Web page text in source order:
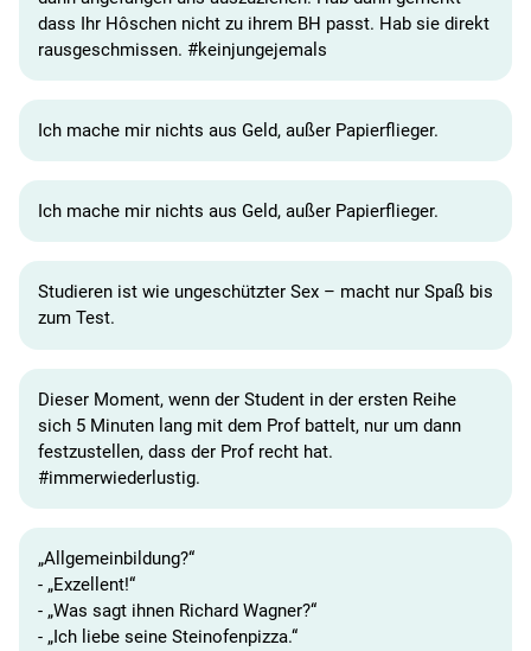
dass Ihr Hôschen nicht zu ihrem BH passt. Hab sie direkt
rausgeschmissen. #keinjungejemals
Ich mache mir nichts aus Geld, außer Papierflieger.
Ich mache mir nichts aus Geld, außer Papierflieger.
Studieren ist wie ungeschützter Sex – macht nur Spaß bis
zum Test.
Dieser Moment, wenn der Student in der ersten Reihe
sich 5 Minuten lang mit dem Prof battelt, nur um dann
festzustellen, dass der Prof recht hat.
#immerwiederlustig.
„Allgemeinbildung?“
- „Exzellent!“
- „Was sagt ihnen Richard Wagner?“
- „Ich liebe seine Steinofenpizza.“